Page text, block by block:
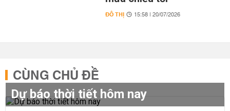
ĐÔ THỊ 15:58 | 20/07/2026
CÙNG CHỦ ĐỀ
Dự báo thời tiết hôm nay